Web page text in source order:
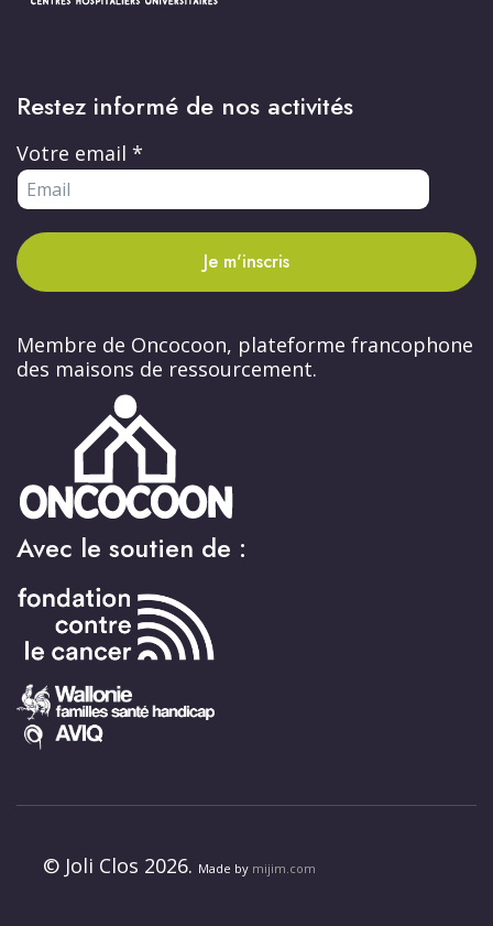
Restez informé de nos activités
Votre email *
Je m'inscris
Membre de Oncocoon, plateforme francophone
des maisons de ressourcement.
Avec le soutien de :
© Joli Clos 2026. Made by mijim.com